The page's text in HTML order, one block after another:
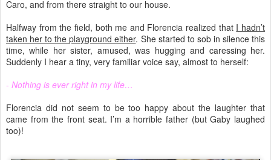
Caro, and from there straight to our house.
Halfway from the field, both me and Florencia realized that I hadn’t
taken her to the playground either. She started to sob in silence this
time, while her sister, amused, was hugging and caressing her.
Suddenly I hear a tiny, very familiar voice say, almost to herself:
- Nothing is ever right in my life…
Florencia did not seem to be too happy about the laughter that
came from the front seat. I’m a horrible father (but Gaby laughed
too)!